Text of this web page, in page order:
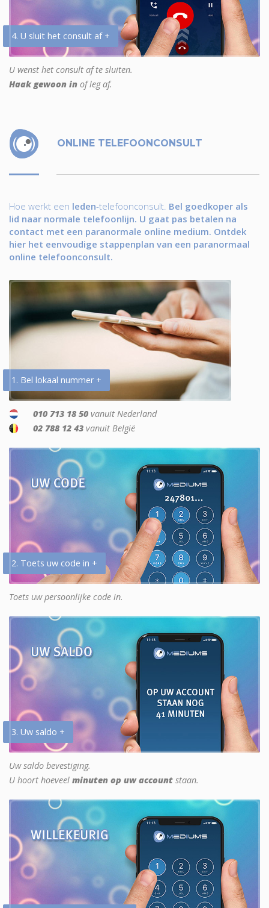
4. U sluit het consult af +
U wenst het consult af te sluiten.
Haak gewoon in of leg af.
ONLINE TELEFOONCONSULT
Hoe werkt een leden-telefoonconsult. Bel goedkoper als
lid naar normale telefoonlijn. U gaat pas betalen na
contact met een paranormale online medium. Ontdek
hier het eenvoudige stappenplan van een paranormaal
online telefoonconsult.
1. Bel lokaal nummer +
010 713 18 50 vanuit Nederland
02 788 12 43 vanuit België
2. Toets uw code in +
Toets uw persoonlijke code in.
3. Uw saldo +
Uw saldo bevestiging.
U hoort hoeveel minuten op uw account staan.